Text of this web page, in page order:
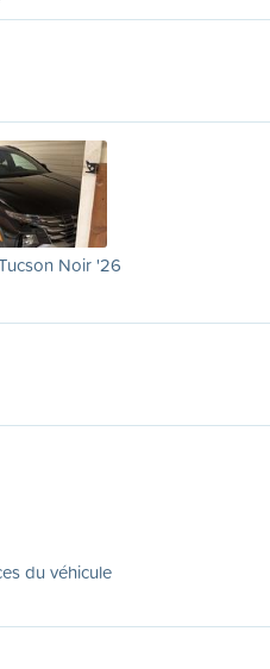
Noir '26
du véhicule